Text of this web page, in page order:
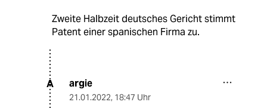
Zweite Halbzeit deutsches Gericht stimmt
Patent einer spanischen Firma zu.
A argie
21.01.2022, 18:47 Uhr